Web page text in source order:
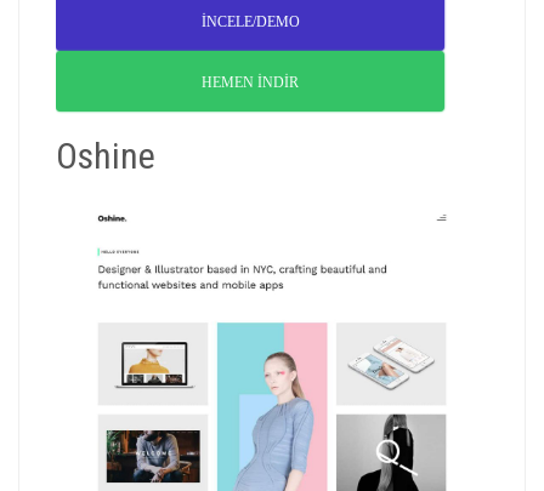
İNCELE/DEMO
HEMEN İNDİR
Oshine